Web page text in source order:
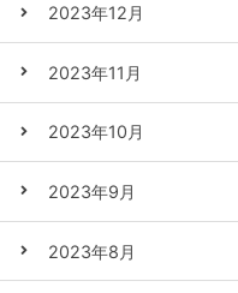
2023年12月
2023年11月
2023年10月
2023年9月
2023年8月